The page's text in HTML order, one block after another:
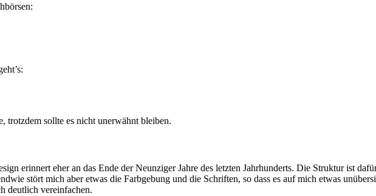
trotzdem sollte es nicht unerwähnt bleiben.
erinnert eher an das Ende der Neunziger Jahre des letzten Jahrhunderts. Die Struktur ist
stört mich aber etwas die Farbgebung und die Schriften, so dass es auf mich etwas
deutlich vereinfachen.